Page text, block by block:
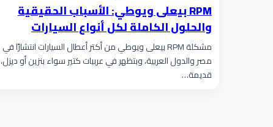
RPM بيعلى ويوطي: الأسباب الحقيقية
والحلول الكاملة لكل أنواع السيارات
مشكلة RPM بيعلى ويوطي من أكتر أعطال السيارات انتشارًا في
مصر والدول العربية، وبتظهر في عربيات كتير سواء بنزين أو ديزل،
قديمة…